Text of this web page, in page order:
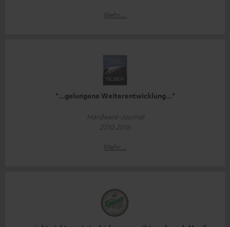
Mehr...
"...gelungene Weiterentwicklung..."
Hardware-Journal
27.10.2016
Mehr...